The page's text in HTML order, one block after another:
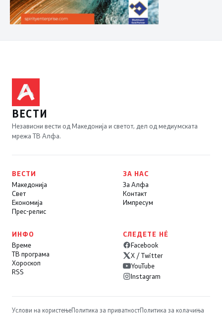
ВЕСТИ
Независни вести од Македонија и светот, дел од медиумската
мрежа ТВ Алфа.
ВЕСТИ
Македонија
Свет
Економија
Прес-релис
ЗА НАС
За Алфа
Контакт
Импресум
ИНФО
Време
ТВ програма
Хороскоп
RSS
СЛЕДЕТЕ НÉ
Facebook
X / Twitter
YouTube
Instagram
Услови на користењеПолитика за приватностПолитика за колачиња